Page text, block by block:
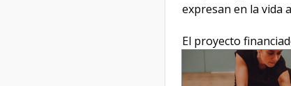
expresan en la vida
El proyecto